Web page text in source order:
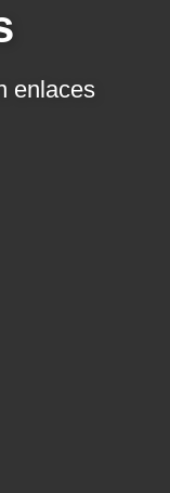
enlaces